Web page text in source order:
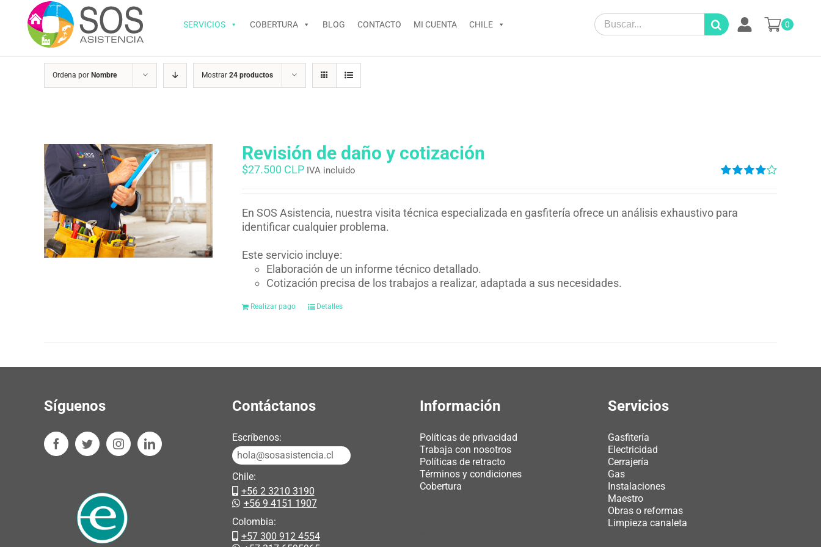
contenido
SERVICIOS COBERTURA BLOG CONTACTO MI CUENTA CHILE
Search
for:
0
Ordena por Nombre Mostrar 24 productos
Revisión de daño y cotización
$27.500 CLP IVA incluido
En SOS Asistencia, nuestra visita técnica especializada en gasfitería ofrece un análisis exhaustivo para
identificar cualquier problema.
Este servicio incluye:
Elaboración de un informe técnico detallado.
Cotización precisa de los trabajos a realizar, adaptada a sus necesidades.
Realizar pago Detalles
Síguenos Contáctanos
Escríbenos:
hola@sosasistencia.cl
Chile:
+56 2 3210 3190
+56 9 4151 1907
Colombia:
+57 300 912 4554
Información
Políticas de privacidad
Trabaja con nosotros
Políticas de retracto
Términos y condiciones
Cobertura
Servicios
Gasfitería
Electricidad
Cerrajería
Gas
Instalaciones
Maestro
Obras o reformas
Limpieza canaleta